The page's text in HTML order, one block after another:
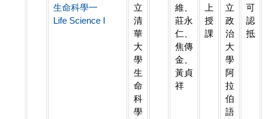
生命科學一
Life Science I
立
清
華
大
學
生
命
科
學
維、
莊永
仁、
焦傳
金、
黃貞
祥
上
授
課
立
政
治
大
學
阿
拉
伯
語
可
認
抵